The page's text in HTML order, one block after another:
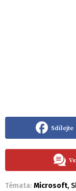
Sdílejte
Témata: Microsoft,